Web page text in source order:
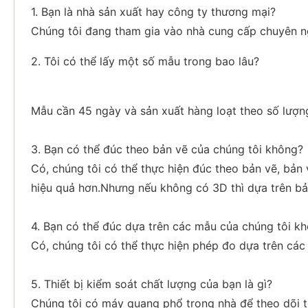
1. Bạn là nhà sản xuất hay công ty thương mại?
Chúng tôi đang tham gia vào nhà cung cấp chuyên
2. Tôi có thể lấy một số mẫu trong bao lâu?
Mẫu cần 45 ngày và sản xuất hàng loạt theo số
3. Bạn có thể đúc theo bản vẽ của chúng tôi không?
Có, chúng tôi có thể thực hiện đúc theo bản vẽ,
hiệu quả hơn.Nhưng nếu không có 3D thì dựa trên
4. Bạn có thể đúc dựa trên các mẫu của chúng tôi
Có, chúng tôi có thể thực hiện phép đo dựa trên
5. Thiết bị kiểm soát chất lượng của bạn là gì?
Chúng tôi có máy quang phổ trong nhà để theo